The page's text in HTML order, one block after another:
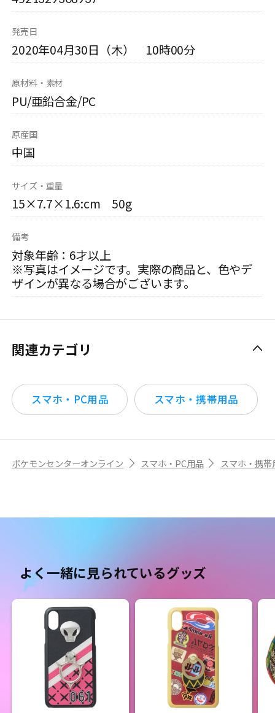
発売日
2020年04月30日（木） 10時00分
原材料・素材
PU/亜鉛合金/PC
原産国
中国
サイズ・重量
15×7.7×1.6:cm 50g
備考
対象年齢：6才以上
※写真はイメージです。実際の商品と、色やデ
ザインが異なる場合がございます。
関連カテゴリ
スマホ・PC用品 スマホ・携帯用品
ポケモンセンターオンライン スマホ・PC用品 スマホ・携帯
よく一緒に見られているグッズ